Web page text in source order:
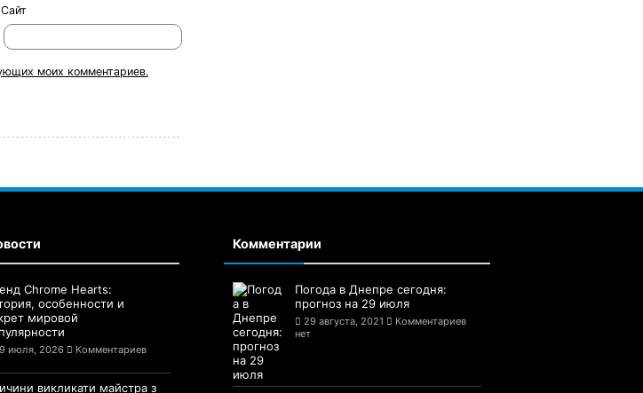
Сайт
моих комментариев.
Chrome Hearts:
особенности и
мировой
июля, 2026
Комментариев
викликати майстра з
Комментарии
Погода в Днепре сегодня:
прогноз на 29 июля
29 августа, 2021
Комментариев
нет